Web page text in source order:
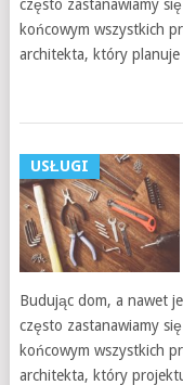
często zastanawiamy
końcowym wszystkich
architekta, który planuje
USŁUGI
Budując dom, a nawet
często zastanawiamy
końcowym wszystkich
architekta, który